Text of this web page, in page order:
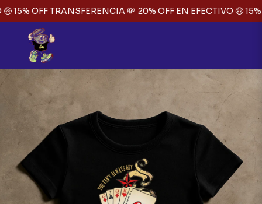
15% OFF TRANSFERENCIA 💸 20% OFF EN EFECTIVO 🤑 15%